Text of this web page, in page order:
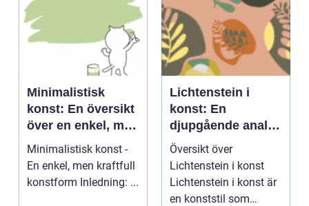
Minimalistisk
konst: En översikt
över en enkel, men
kraftfull konstform
Minimalistisk konst -
En enkel, men kraftfull
konstform Inledning: ...
Lichtenstein i
konst: En
djupgående analys
av en ikonisk
konststil
Översikt över
Lichtenstein i konst
Lichtenstein i konst är
en konststil som